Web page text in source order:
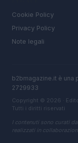
Cookie Policy
Privacy Policy
Note legali
b2bmagazine.it è una
2729933
Copyright © 2026 ·
Tutti i diritti riservati
I contenuti sono curati
realizzati in